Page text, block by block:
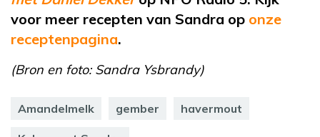
voor meer recepten van Sandra op onze
receptenpagina.
(Bron en foto: Sandra Ysbrandy)
Amandelmelk gember havermout